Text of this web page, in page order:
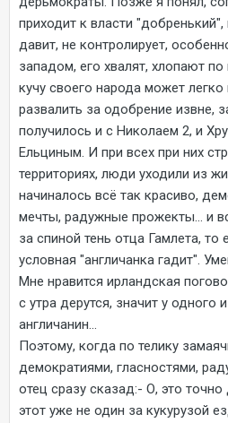
приходит к власти
давит, не контролирует,
западом, его хвалят, хлопают
кучу своего народа может
развалить за одобрение извне,
получилось и с Николаем 2, и
Ельциным. И при всех при них
территориях, люди уходили из
начиналось всё так красиво,
мечты, радужные прожекты... и
за спиной тень отца Гамлета, то
условная "англичанка гадит".
Мне нравится ирландская
с утра дерутся, значит у одного
англичанин...
Поэтому, когда по телику
демократиями, гласностями,
отец сразу сказад:- О, это
этот уже не один за кукурузой